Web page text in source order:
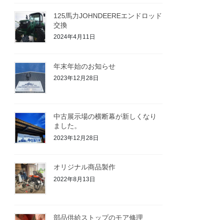
125馬力JOHNDEEREエンドロッド
交換
2024年4月11日
年末年始のお知らせ
2023年12月28日
中古展示場の横断幕が新しくなり
ました。
2023年12月28日
オリジナル商品製作
2022年8月13日
部品供給ストップのモア修理